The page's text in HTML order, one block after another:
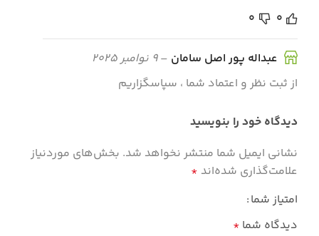
0
0
عبداله پور اصل سامان – 9 نوامبر 2025
از ثبت نظر و اعتماد شما ، سپاسگزاریم
دیدگاه خود را بنویسید
نشانی ایمیل شما منتشر نخواهد شد. بخش‌های موردنیاز
علامت‌گذاری شده‌اند *
امتیاز شما
دیدگاه شما *